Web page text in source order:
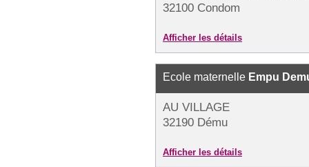
32100 Condom
Afficher les détails
Ecole maternelle Empu
AU VILLAGE
32190 Dému
Afficher les détails